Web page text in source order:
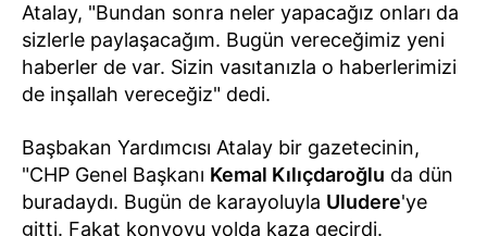
Atalay, "Bundan sonra neler yapacağız onları da
sizlerle paylaşacağım. Bugün vereceğimiz yeni
haberler de var. Sizin vasıtanızla o haberlerimizi
de inşallah vereceğiz" dedi.
Başbakan Yardımcısı Atalay bir gazetecinin,
"CHP Genel Başkanı Kemal Kılıçdaroğlu da dün
buradaydı. Bugün de karayoluyla Uludere'ye
gitti. Fakat konvoyu yolda kaza geçirdi.